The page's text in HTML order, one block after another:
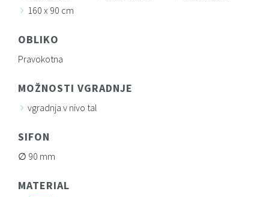
160 x 90 cm
OBLIKO
Pravokotna
MOŽNOSTI VGRADNJE
vgradnja v nivo tal
SIFON
90 mm
MATERIAL